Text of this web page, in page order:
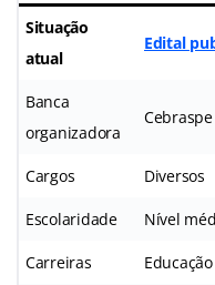
Situação
atual
Edital
Banca
organizadora
Cebraspe
Cargos Diversos
Escolaridade Nível
Carreiras Educação